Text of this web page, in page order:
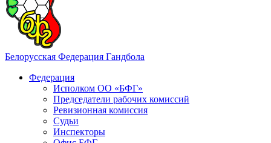
Белорусская Федерация Гандбола
Федерация
Исполком ОО «БФГ»
Председатели рабочих комиссий
Ревизионная комиссия
Судьи
Инспекторы